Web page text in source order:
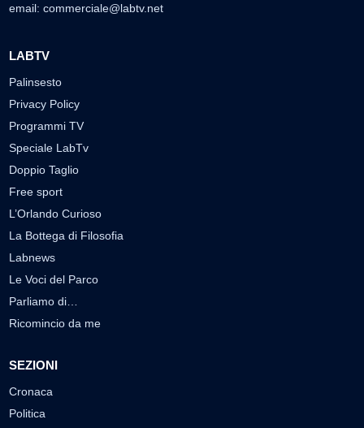
email: commerciale@labtv.net
LABTV
Palinsesto
Privacy Policy
Programmi TV
Speciale LabTv
Doppio Taglio
Free sport
L’Orlando Curioso
La Bottega di Filosofia
Labnews
Le Voci del Parco
Parliamo di…
Ricomincio da me
SEZIONI
Cronaca
Politica